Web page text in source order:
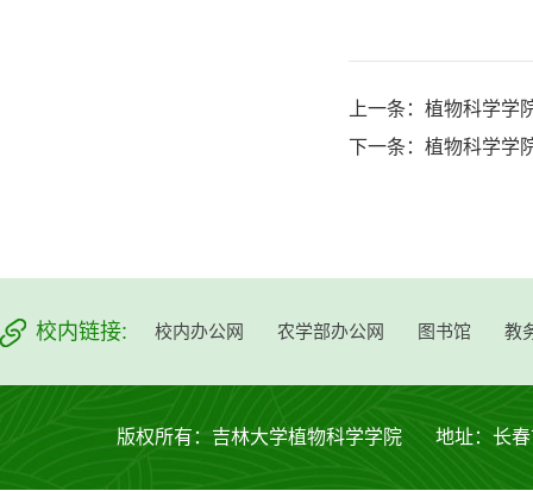
上一条： 植物科学学
下一条： 植物科学学
校内链接: 校内办公网 农学部办公网 图书馆 教
版权所有：吉林大学植物科学学院 地址：长